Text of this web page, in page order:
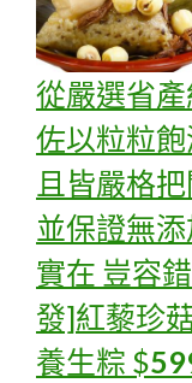
從嚴選省
佐以粒粒
且皆嚴格
並保證無
實在 豈容
發]紅藜珍
養生粽 $